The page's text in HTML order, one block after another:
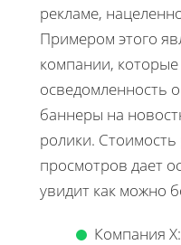
рекламе,
Примером этого
компании,
осведомленность
баннеры на
ролики. Стоимость
просмотров дает
увидит как можно
Компания